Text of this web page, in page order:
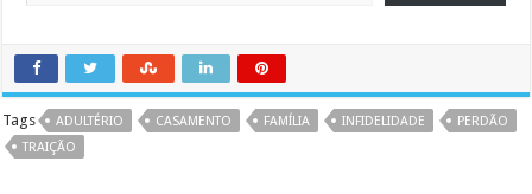
Tags ADULTÉRIO CASAMENTO FAMÍLIA INFIDELIDADE
PERDÃO
TRAIÇÃO